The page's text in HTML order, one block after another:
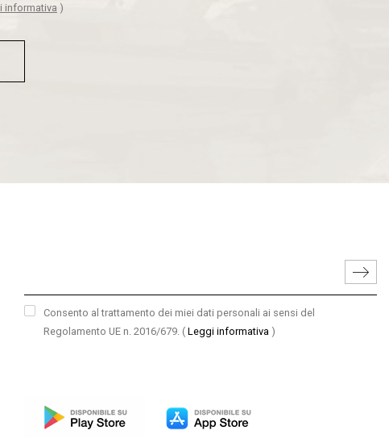
informativa )
Consento al trattamento dei miei dati personali ai sensi del
Regolamento UE n. 2016/679. ( Leggi informativa )